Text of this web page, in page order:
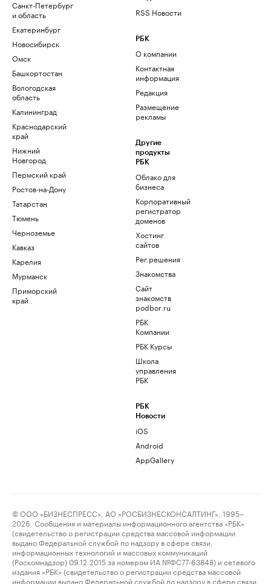
Санкт-Петербург
и область
Екатеринбург
Новосибирск
Омск
Башкортостан
Вологодская
область
Калининград
Краснодарский
край
Нижний
Новгород
Пермский край
Ростов-на-Дону
Татарстан
Тюмень
Черноземье
Кавказ
Карелия
Мурманск
Приморский
край
RSS Новости
РБК
О компании
Контактная
информация
Редакция
Размещение
рекламы
Другие
продукты
РБК
Облако для
бизнеса
Корпоративный
регистратор
доменов
Хостинг
сайтов
Рег.решения
Знакомства
Сайт
знакомств
podbor.ru
РБК
Компании
РБК Курсы
Школа
управления
РБК
РБК
Новости
iOS
Android
AppGallery
© ООО «БИЗНЕСПРЕСС», АО «РОСБИЗНЕСКОНСАЛТИНГ», 1995–
2026. Сообщения и материалы информационного агентства «РБК»
(свидетельство о регистрации средства массовой информации
выдано Федеральной службой по надзору в сфере связи,
информационных технологий и массовых коммуникаций
(Роскомнадзор) 09.12.2015 за номером ИА №ФС77-63848) и сетевого
издания «РБК» (свидетельство о регистрации средства массовой
информации выдано Федеральной службой по надзору в сфере связи,